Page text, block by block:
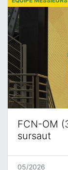
FCN-OM
sursaut
05/2026